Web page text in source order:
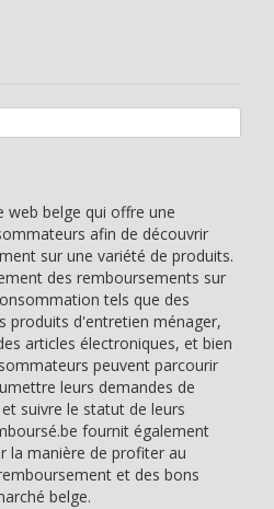
web belge qui offre une
afin de découvrir
sur une variété de produits.
des remboursements sur
tels que des
produits d'entretien ménager,
articles électroniques, et bien
peuvent parcourir
leurs demandes de
suivre le statut de leurs
fournit également
la manière de profiter au
et des bons
belge.